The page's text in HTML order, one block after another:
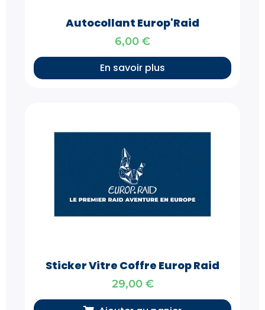
Autocollant Europ'Raid
6,00 €
En savoir plus
Sticker Vitre Coffre Europ Raid
29,00 €